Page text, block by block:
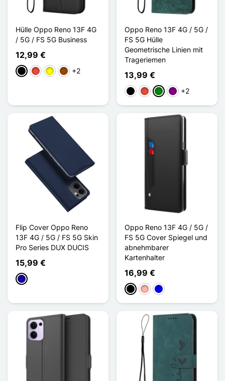
Hülle Oppo Reno 13F 4G
/ 5G / FS 5G Business
12,99 €
Schwarz
Rot GelbBraun
+2
Oppo Reno 13F 4G / 5G /
FS 5G Hülle
Geometrische Linien mit
Trageriemen
13,99 €
Schwarz
Rot GrünViolett
+2
Flip Cover Oppo Reno
13F 4G / 5G / FS 5G Skin
Pro Series DUX DUCIS
15,99 €
Dunkelblau
Oppo Reno 13F 4G / 5G /
FS 5G Cover Spiegel und
abnehmbarer
Kartenhalter
16,99 €
SchwarzRoségold
Blau